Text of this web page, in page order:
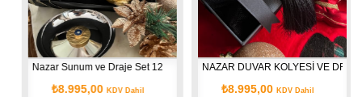
Set30Nazar Sunum ve Draje Set 12
₺8.995,00 KDV Dahil
NAZAR DUVAR KOLYESİ VE
₺8.995,00 KDV Dahil